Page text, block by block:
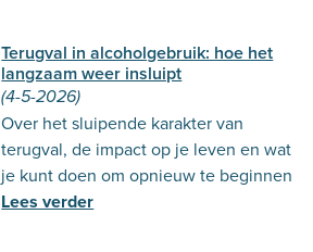
Terugval in alcoholgebruik: hoe het
langzaam weer insluipt
(4-5-2026)
Over het sluipende karakter van
terugval, de impact op je leven en wat
je kunt doen om opnieuw te beginnen
Lees verder